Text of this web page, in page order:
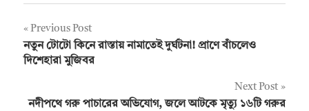
Post
navigation
Previous Post
নতুন টোটো কিনে রাস্তায় নামাতেই দুর্ঘটনা! প্রাণে বাঁচলেও
দিশেহারা মুজিবর
Next Post
নদীপথে গরু পাচারের অভিযোগ, জলে আটকে মৃত্যু ১৬টি গরুর